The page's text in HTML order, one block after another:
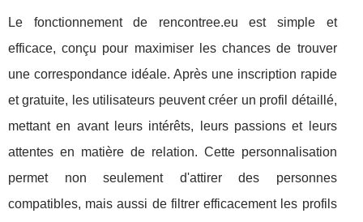
Le fonctionnement de rencontree.eu est simple et
efficace, conçu pour maximiser les chances de trouver
une correspondance idéale. Après une inscription rapide
et gratuite, les utilisateurs peuvent créer un profil détaillé,
mettant en avant leurs intérêts, leurs passions et leurs
attentes en matière de relation. Cette personnalisation
permet non seulement d'attirer des personnes
compatibles, mais aussi de filtrer efficacement les profils